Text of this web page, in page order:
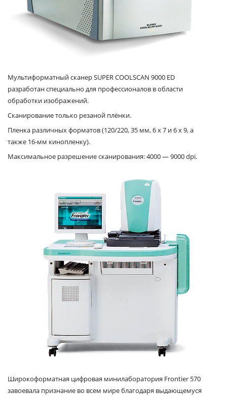
Мультиформатный сканер SUPER COOLSCAN 9000 ED
разработан специально для профессионалов в области
обработки изображений.
Сканирование только резаной плёнки.
Пленка различных форматов (120/220, 35 мм, 6 x 7 и 6 x 9, а
также 16-мм кинопленку).
Максимальное разрешение сканирования: 4000 — 9000 dpi.
Широкоформатная цифровая минилаборатория Frontier 570
завоевала признание во всем мире благодаря выдающемуся